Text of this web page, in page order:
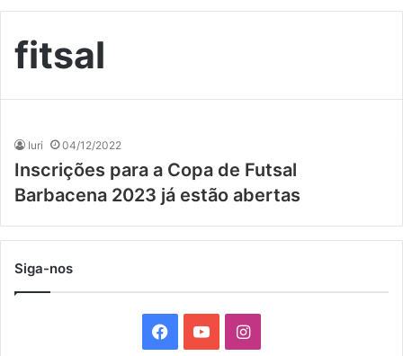
fitsal
Iuri 04/12/2022
Inscrições para a Copa de Futsal
Barbacena 2023 já estão abertas
Siga-nos
I